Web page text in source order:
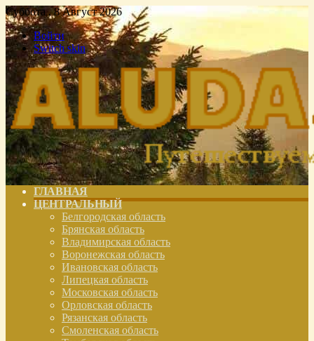
Суббота , 8 Август 2026
Войти
Switch skin
ГЛАВНАЯ
ЦЕНТРАЛЬНЫЙ
Белгородская область
Брянская область
Владимирская область
Воронежская область
Ивановская область
Липецкая область
Московская область
Орловская область
Рязанская область
Смоленская область